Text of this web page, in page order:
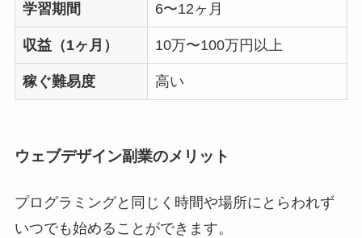
学習期間 6〜12ヶ月
収益（1ヶ月） 10万〜100万円以上
稼ぐ難易度 高い
ウェブデザイン副業のメリット
プログラミングと同じく時間や場所にとらわれず
いつでも始めることができます。